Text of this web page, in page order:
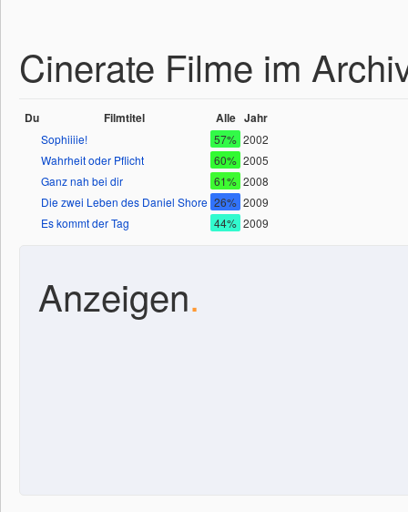
Cinerate Filme im
Du Filmtitel Alle Jahr
Sophiiiie! 57% 2002
Wahrheit oder Pflicht
60% 2005
Ganz nah bei dir
61% 2008
Die zwei Leben des Daniel Shore 26% 2009
Es kommt der Tag
44% 2009
Anzeigen.